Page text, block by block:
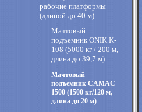
рабочие платформы
(длиной до 40 м)
Мачтовый
подъемник ONIK K-
108 (5000 кг / 200 м,
длина до 39,7 м)
Мачтовый
подъемник CAMAC
1500 (1500 кг/120 м,
длина до 20 м)